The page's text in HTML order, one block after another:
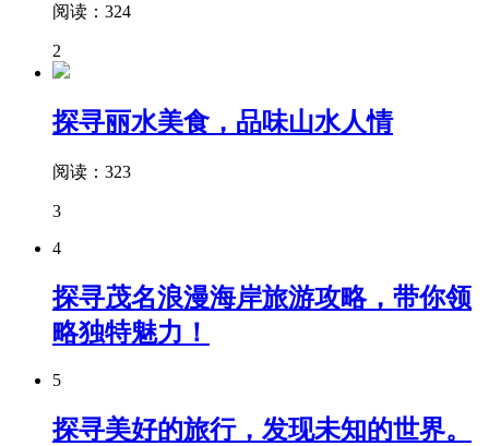
阅读：324
2
探寻丽水美食，品味山水人情
阅读：323
3
4
探寻茂名浪漫海岸旅游攻略，带你领
略独特魅力！
5
探寻美好的旅行，发现未知的世界。